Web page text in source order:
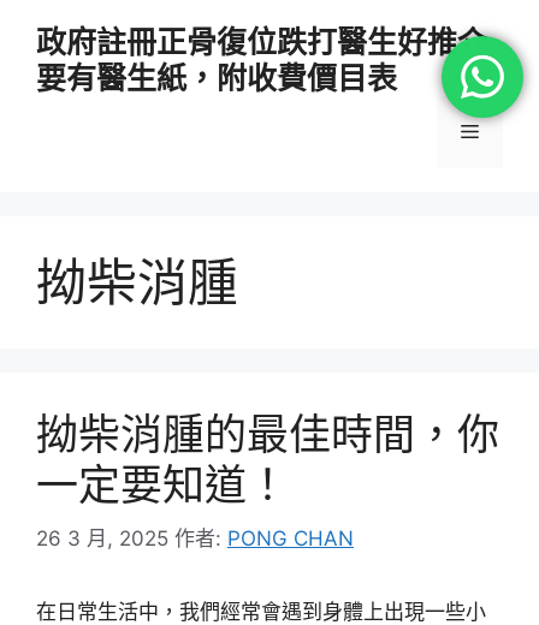
政府註冊正骨復位跌打醫生好推介
要有醫生紙，附收費價目表
選
拗柴消腫
拗柴消腫的最佳時間，你
一定要知道！
26 3 月, 2025 作者: PONG CHAN
在日常生活中，我們經常會遇到身體上出現一些小